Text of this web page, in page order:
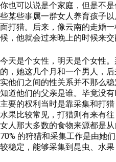
你也可以说是个家庭，但是不
些某些事属一群女人养育孩子
面打猎。后来，像云南的走婚
候，他就会过来晚上的时候来交
今天是个女性，明天是个女性
的，她这几个月和一个男人，
实他们之间的性关系并不那么
知道他们的父亲是谁。毕竟没
主要的权利当时是靠采集和打
水果比较常见，打猎则有来有往
女人那大多数的食物来源都是
70% 的狩猎和采集工作是由她
较稳定，能够采集到昆虫、水果